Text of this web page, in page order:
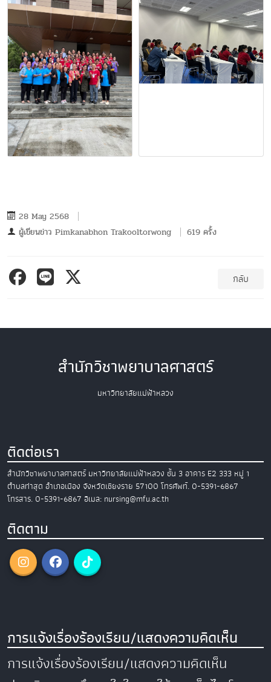
28 May 2568
ผู้เขียนข่าว Pimkanabhon Trakooltorwong 619 ครั้ง
กลับ
สำนักวิชาพยาบาลศาสตร์
มหาวิทยาลัยแม่ฟ้าหลวง
ติดต่อเรา
สำนักวิชาพยาบาลศาสตร์ มหาวิทยาลัยแม่ฟ้าหลวง ชั้น 3 อาคาร E2 333 หมู่ 1
ตำบลท่าสุด อำเภอเมือง จังหวัดเชียงราย 57100 โทรศัพท์. 0-5391-6867
โทรสาร. 0-5391-6867 อีเมล: nursing@mfu.ac.th
ติดตาม
การแจ้งเรื่องร้องเรียน/แสดงความคิดเห็น
การแจ้งเรื่องร้องเรียน/แสดงความคิดเห็น